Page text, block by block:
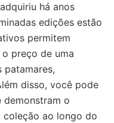
há anos
edições estão
permitem
preço de uma
patamares,
disso, você pode
demonstram o
coleção ao longo do